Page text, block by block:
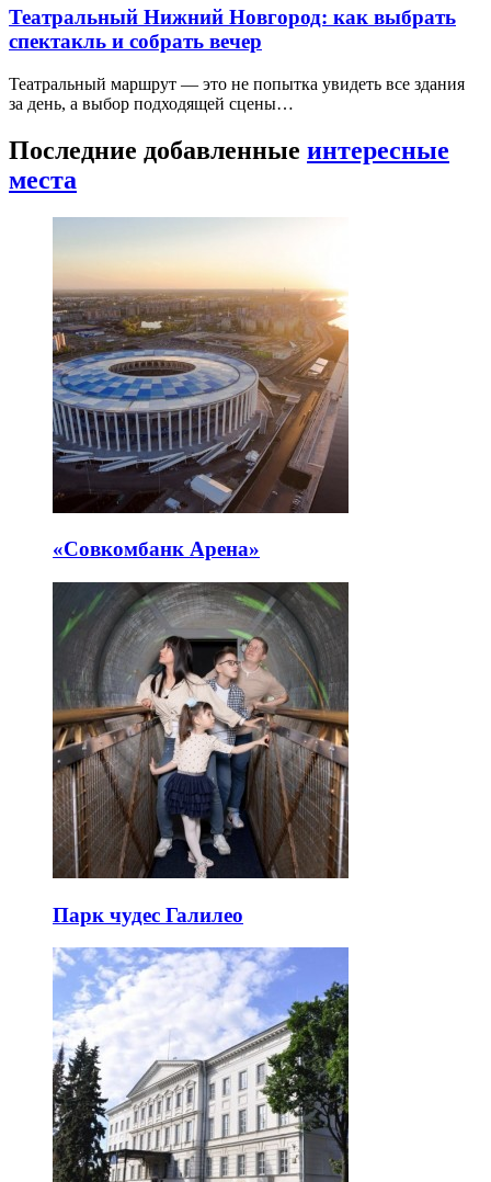
Театральный Нижний Новгород: как выбрать
спектакль и собрать вечер
Театральный маршрут — это не попытка увидеть все здания
за день, а выбор подходящей сцены…
Последние добавленные интересные
места
«Совкомбанк Арена⁠»
Парк чудес Галилео